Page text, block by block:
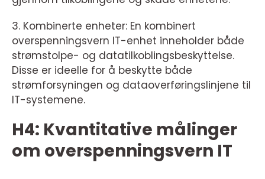
3. Kombinerte enheter: En kombinert
overspenningsvern IT-enhet inneholder både
strømstolpe- og datatilkoblingsbeskyttelse.
Disse er ideelle for å beskytte både
strømforsyningen og dataoverføringslinjene til
IT-systemene.
H4: Kvantitative målinger
om overspenningsvern IT